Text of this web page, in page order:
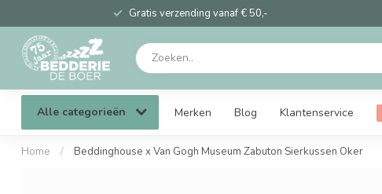
Gratis verzending vanaf € 50,-
Alle categorieën Merken Blog Klantenservice
Home / Beddinghouse x Van Gogh Museum Zabuton Sierkussen Oker